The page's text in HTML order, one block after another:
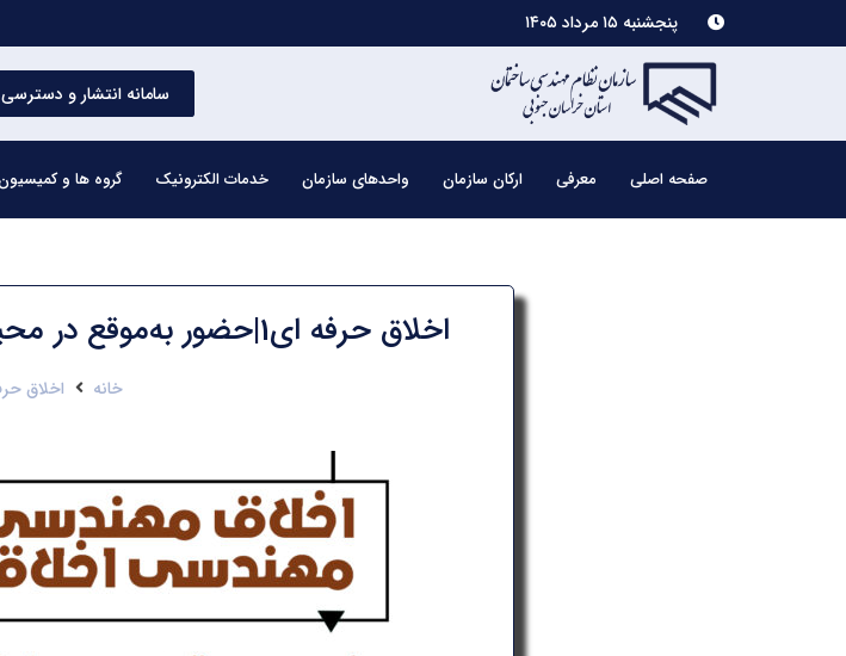
پنجشنبه ۱۵ مرداد ۱۴۰۵
سامانه انتشار و دسترسی
صفحه اصلی معرفی ارکان سازمان واحدهای سازمان خدمات الکترونیک گروه ها و
اخلاق حرفه ای1|حضور به‌موقع در محیط کار و انجام وظایف نظارتی
خانه اخلاق